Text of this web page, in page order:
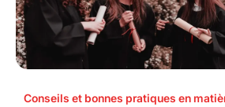
Conseils et bonnes pratiques en